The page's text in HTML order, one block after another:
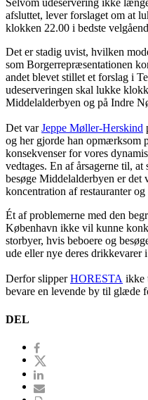
Selvom udeservering ikke
afsluttet, lever forslaget om at
klokken 22.00 i bedste
Det er stadig uvist, hvilken
som Borgerrepræsentationen
andet blevet stillet et forslag i
udeserveringen skal lukke
Middelalderbyen og på Indre
Det varJeppe Møller-Herskind
og her gjorde han opmærksom
konsekvenser for vores
vedtages. En af årsagerne til,
besøge Middelalderbyen er det
koncentration af restauranter
Ét af problemerne med den
København ikke vil kunne
storbyer, hvis beboere og
ude eller nye deres drikkevarer
Derfor slipperHORESTA ikke
bevare en levende by til glæde
DEL